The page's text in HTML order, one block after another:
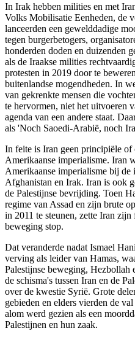
In Irak hebben milities en met
Volks Mobilisatie Eenheden, de
lanceerden een gewelddadige
tegen burgerbetogers,
honderden doden en duizenden
als de Iraakse milities
protesten in 2019 door te
buitenlandse mogendheden. In
van gekrenkte mensen die
te hervormen, niet het uitvoeren
agenda van een andere staat.
als 'Noch Saoedi-Arabië, noch
In feite is Iran geen principiële of
Amerikaanse imperialisme. Iran
Amerikaanse imperialisme bij de
Afghanistan en Irak. Iran is ook
de Palestijnse bevrijding. Toen
regime van Assad en zijn brute
in 2011 te steunen, zette Iran zijn
beweging stop.
Dat veranderde nadat Ismael
verving als leider van Hamas,
Palestijnse beweging,
de schisma's tussen Iran en de
over de kwestie Syrië. Grote
gebieden en elders vierden de
alom werd gezien als een
Palestijnen en hun zaak.